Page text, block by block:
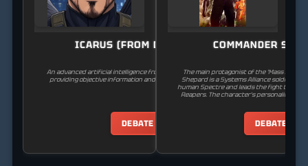
ICARUS (FROM DEUS EX)
An advanced artificial intelligence from the Deus Ex universe,
providing objective information and strategic assessments.
DEBATE
COMMANDER
The main protagonist of the 'Mass Effect'
Shepard is a Systems Alliance soldier
human Spectre and leads the fight to save
Reapers. The character's personality,
DEBATE